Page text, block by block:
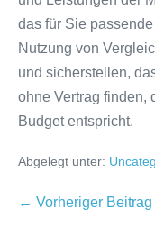
das für Sie
Nutzung von
und sicherstellen,
ohne Vertrag finden,
Budget entspricht.
Abgelegt unter:
Beitragsnavigation
← Vorheriger Beitrag